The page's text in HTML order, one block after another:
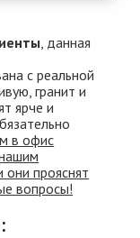
, данная
с реальной
гранит и
ярче и
в офис
они прояснят
вопросы!